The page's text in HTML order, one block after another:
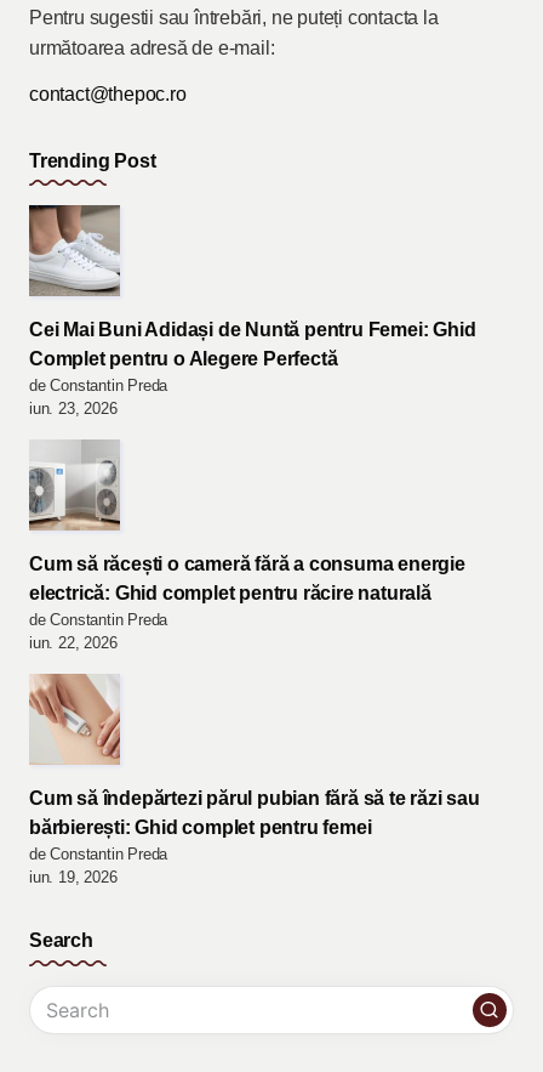
Pentru sugestii sau întrebări, ne puteți contacta la
următoarea adresă de e-mail:
contact@thepoc.ro
Trending Post
Cei Mai Buni Adidași de Nuntă pentru Femei: Ghid
Complet pentru o Alegere Perfectă
de Constantin Preda
iun. 23, 2026
Cum să răcești o cameră fără a consuma energie
electrică: Ghid complet pentru răcire naturală
de Constantin Preda
iun. 22, 2026
Cum să îndepărtezi părul pubian fără să te răzi sau
bărbierești: Ghid complet pentru femei
de Constantin Preda
iun. 19, 2026
Search